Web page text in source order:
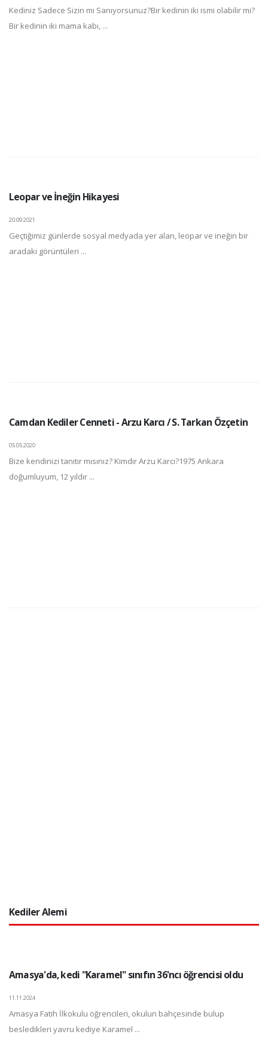
Kediniz Sadece Sizin mi Sanıyorsunuz?Bir kedinin iki ismi olabilir mi?
Bir kedinin iki mama kabı, ...
Leopar ve İneğin Hikayesi
20.09.2021
Geçtiğimiz günlerde sosyal medyada yer alan, leopar ve ineğin bir
aradaki görüntüleri ...
Camdan Kediler Cenneti - Arzu Karcı / S. Tarkan Özçetin
05.05.2020
Bize kendinizi tanıtır mısınız? Kimdir Arzu Karcı?1975 Ankara
doğumluyum, 12 yıldır ...
Kediler Alemi
Amasya'da, kedi "Karamel" sınıfın 36'ncı öğrencisi oldu
11.11.2024
Amasya Fatih İlkokulu öğrencileri, okulun bahçesinde bulup
besledikleri yavru kediye Karamel ...